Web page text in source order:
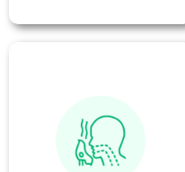
Terapi pemberian obat
dengan metode inhalasi
menggunakan alat
yang mengubah cairan